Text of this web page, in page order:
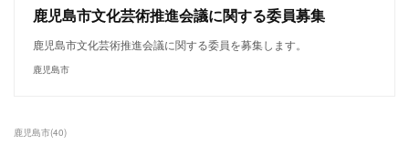
鹿児島市文化芸術推進会議に関する委員募集
鹿児島市文化芸術推進会議に関する委員を募集します。
鹿児島市
鹿児島市(40)